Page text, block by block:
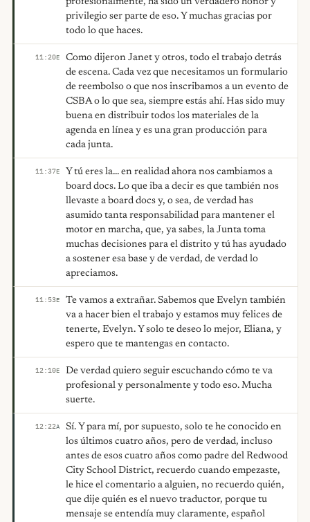
privilegio ser parte de eso. Y muchas gracias por
todo lo que haces.
11:20E
Como dijeron Janet y otros, todo el trabajo detrás
de escena. Cada vez que necesitamos un formulario
de reembolso o que nos inscribamos a un evento de
CSBA o lo que sea, siempre estás ahí. Has sido muy
buena en distribuir todos los materiales de la
agenda en línea y es una gran producción para
cada junta.
11:37E
Y tú eres la... en realidad ahora nos cambiamos a
board docs. Lo que iba a decir es que también nos
llevaste a board docs y, o sea, de verdad has
asumido tanta responsabilidad para mantener el
motor en marcha, que, ya sabes, la Junta toma
muchas decisiones para el distrito y tú has ayudado
a sostener esa base y de verdad, de verdad lo
apreciamos.
11:53E
Te vamos a extrañar. Sabemos que Evelyn también
va a hacer bien el trabajo y estamos muy felices de
tenerte, Evelyn. Y solo te deseo lo mejor, Eliana, y
espero que te mantengas en contacto.
12:10E
De verdad quiero seguir escuchando cómo te va
profesional y personalmente y todo eso. Mucha
suerte.
12:22A
Sí. Y para mí, por supuesto, solo te he conocido en
los últimos cuatro años, pero de verdad, incluso
antes de esos cuatro años como padre del Redwood
City School District, recuerdo cuando empezaste,
le hice el comentario a alguien, no recuerdo quién,
que dije quién es el nuevo traductor, porque tu
mensaje se entendía muy claramente, español